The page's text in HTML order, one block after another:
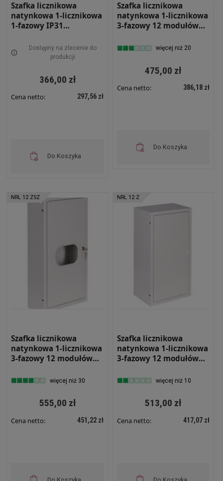
Szafka licznikowa
natynkowa 1-licznikowa
1-fazowy IP31
i szybą Biała NRL 1F ZSZ
Dostępny na zlecenie do
produkcji
366,00 zł
Cena netto: 297,56 zł
Do Koszyka
Szafka licznikowa
natynkowa 1-licznikowa
3-fazowy 12 modułów
na zatrzask NRL 12
więcej niż 20
475,00 zł
Cena netto: 386,18 zł
Do Koszyka
NRL 12 ZSZ
Szafka licznikowa
natynkowa 1-licznikowa
3-fazowy 12 modułów
z zamkiem i szybą NRL
więcej niż 30
555,00 zł
Cena netto: 451,22 zł
NRL 12 Z
Szafka licznikowa
natynkowa 1-licznikowa
3-fazowy 12 modułów
z zamkiem NRL 12 Z
więcej niż 10
513,00 zł
Cena netto: 417,07 zł